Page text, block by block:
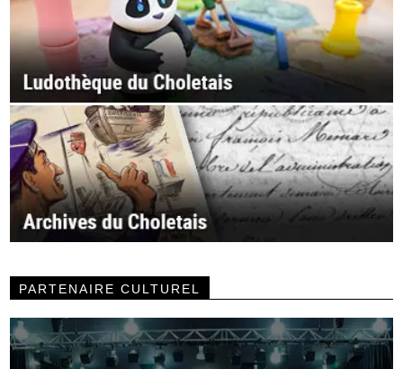
PARTENAIRE CULTUREL